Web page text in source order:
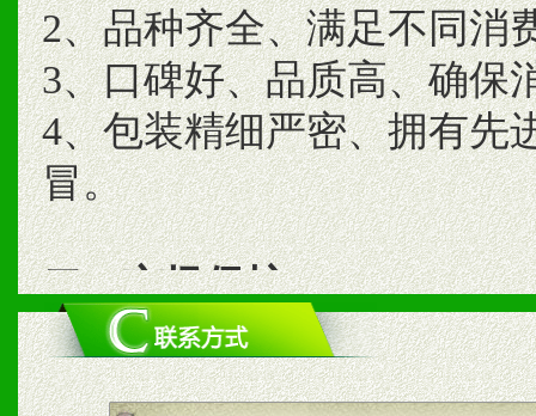
2、品种齐全、满足不同消
3、口碑好、品质高、确保
4、包装精细严密、拥有先
冒。
二、市场保护
1、统一市场价格；建立全
商利润。